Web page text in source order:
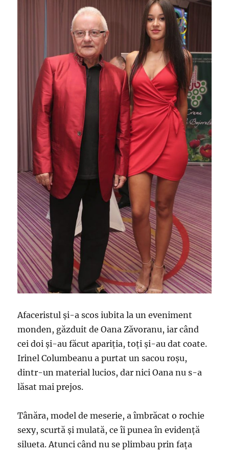
Afaceristul și-a scos iubita la un eveniment
monden, găzduit de Oana Zăvoranu, iar când
cei doi și-au făcut apariția, toți și-au dat coate.
Irinel Columbeanu a purtat un sacou roșu,
dintr-un material lucios, dar nici Oana nu s-a
lăsat mai prejos.
Tânăra, model de meserie, a îmbrăcat o rochie
sexy, scurtă și mulată, ce îi punea în evidență
silueta. Atunci când nu se plimbau prin fața